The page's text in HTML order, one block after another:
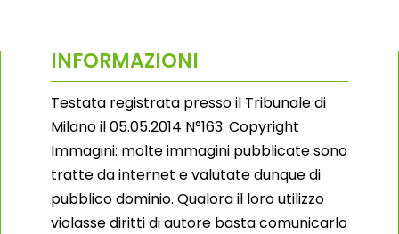
INFORMAZIONI
Testata registrata presso il Tribunale di
Milano il 05.05.2014 N°163. Copyright
Immagini: molte immagini pubblicate sono
tratte da internet e valutate dunque di
pubblico dominio. Qualora il loro utilizzo
violasse diritti di autore basta comunicarlo